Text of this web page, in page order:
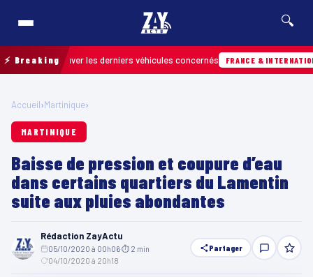
🔍
⚡ Breaking
retrouver les derniers véhicules concernés FRANCE & INTERNATIONALE
Accueil›Martinique›
MARTINIQUE
Baisse de pression et coupure d’eau
dans certains quartiers du Lamentin
suite aux pluies abondantes
Rédaction ZayActu
05/10/2020 à 00h06⏱ 2 min
04/10/2020 à 20h18
Partager